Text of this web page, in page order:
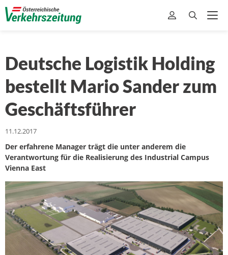
Deutsche Logistik Holding
bestellt Mario Sander zum
Geschäftsführer
11.12.2017
Der erfahrene Manager trägt die unter anderem die
Verantwortung für die Realisierung des Industrial Campus
Vienna East